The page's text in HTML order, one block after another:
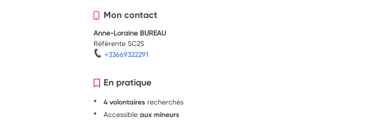
Mon contact
Anne-Loraine BUREAU
Référente SC2S
+33669322291
En pratique
4 volontaires recherchés
Accessibleaux mineurs